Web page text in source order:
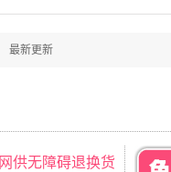
最新更新
网供无障碍退换货